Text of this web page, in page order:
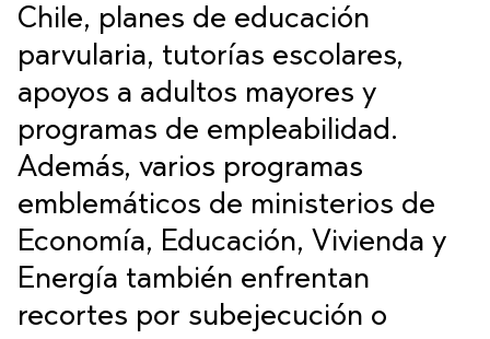
Chile, planes de educación
parvularia, tutorías escolares,
apoyos a adultos mayores y
programas de empleabilidad.
Además, varios programas
emblemáticos de ministerios de
Economía, Educación, Vivienda y
Energía también enfrentan
recortes por subejecución o